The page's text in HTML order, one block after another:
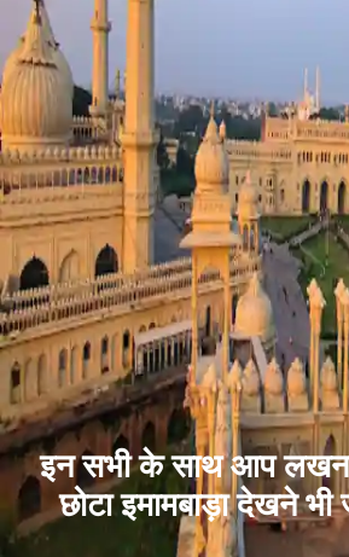
इन सभी के साथ आप
छोटा इमामबाड़ा देखने